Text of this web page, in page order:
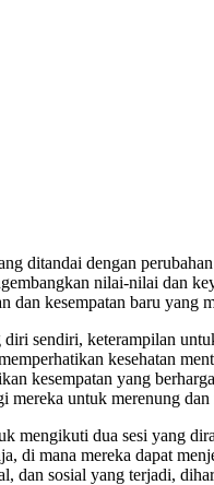
ditandai dengan
nilai-nilai dan
dan kesempatan baru yang
sendiri, keterampilan
kesehatan
kesempatan yang
untuk merenung
mengikuti dua sesi yang
di mana mereka dapat
dan sosial yang terjadi,